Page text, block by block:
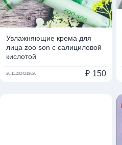
Увлажняющие крема для
лица zoo son с салициловой
кислотой
26.11.2024218626 ₽ 150